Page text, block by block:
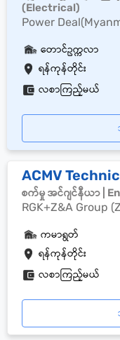
(Electrical)
Power
ရန်ကုန်တိုင်း
တောင်ဥက္ကလာ
လစာကြည့်မယ်
ACMV
စက်မှု အင်ဂျင်နီယာ |
RGK+Z&A Group
ရန်ကုန်တိုင်း
ကမာရွတ်
လစာကြည့်မယ်